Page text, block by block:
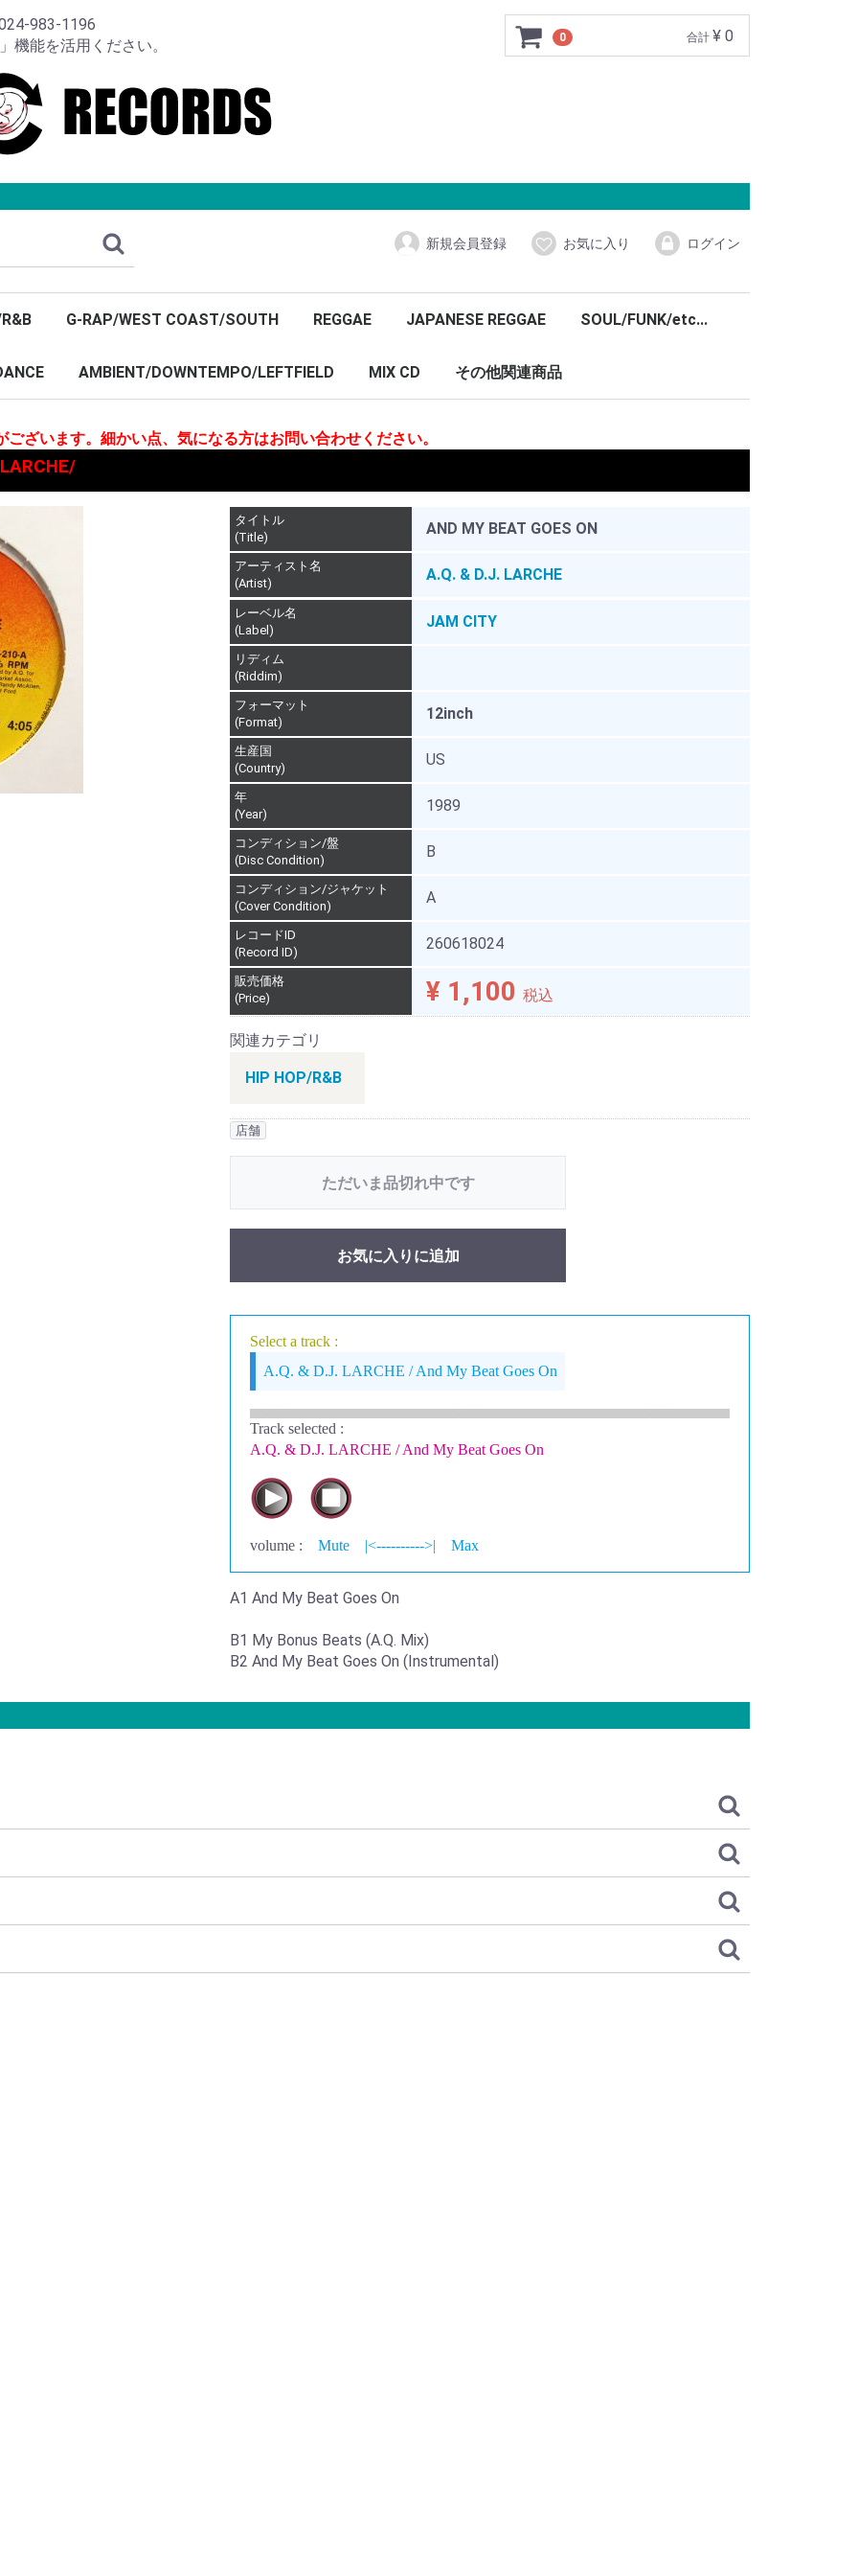
983-1196
機能を活用ください。
0 合計 ¥ 0
新規会員登録 お気に入り ログイン
G-RAP/WEST COAST/SOUTH REGGAE JAPANESE REGGAE SOUL/FUNK/etc...
AMBIENT/DOWNTEMPO/LEFTFIELD MIX CD その他関連商品
ざいます。細かい点、気になる方はお問い合わせください。
タイトル
(Title)
AND MY BEAT GOES ON
アーティスト名
(Artist)
A.Q. & D.J. LARCHE
レーベル名
(Label)
JAM CITY
リディム
(Riddim)
フォーマット
(Format)
12inch
生産国
(Country)
US
年
(Year)
1989
コンディション/盤
(Disc Condition)
B
コンディション/ジャケット
(Cover Condition)
A
レコードID
(Record ID)
260618024
販売価格
(Price)
¥ 1,100 税込
関連カテゴリ
HIP HOP/R&B
店舗
ただいま品切れ中です
お気に入りに追加
Select a track :
A.Q. & D.J. LARCHE / And My Beat Goes On
Track selected :
A.Q. & D.J. LARCHE / And My Beat Goes On
volume : Mute |<---------->| Max
A1 And My Beat Goes On
B1 My Bonus Beats (A.Q. Mix)
B2 And My Beat Goes On (Instrumental)